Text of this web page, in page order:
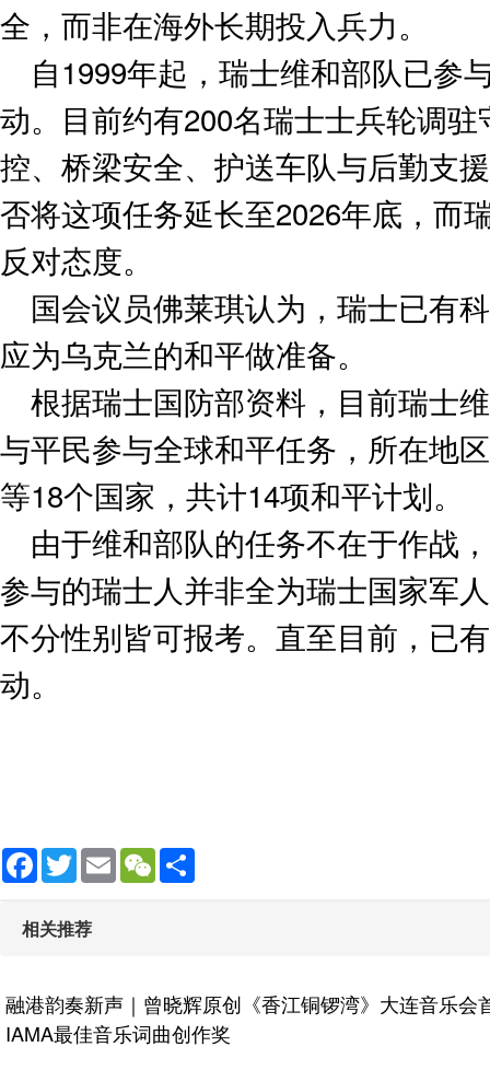
全，而非在海外长期投入兵力。
自1999年起，瑞士维和部队已参
动。目前约有200名瑞士士兵轮调
控、桥梁安全、护送车队与后勤支
否将这项任务延长至2026年底，而
反对态度。
国会议员佛莱琪认为，瑞士已有
应为乌克兰的和平做准备。
根据瑞士国防部资料，目前瑞士
与平民参与全球和平任务，所在地
等18个国家，共计14项和平计划。
由于维和部队的任务不在于作战
参与的瑞士人并非全为瑞士国家军
不分性别皆可报考。直至目前，已
动。
Facebook
TwitterEmail WeChat
相关推荐
融港韵奏新声｜曾晓辉原创《香江铜锣湾》大连音乐会
IAMA最佳音乐词曲创作奖